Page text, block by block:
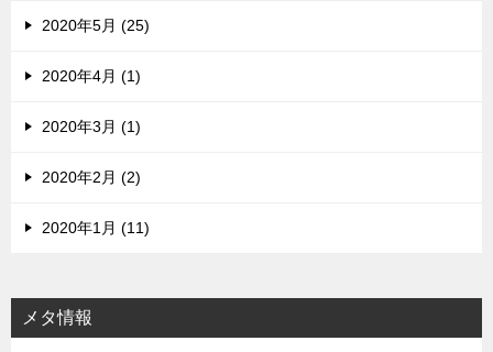
2020年5月 (25)
2020年4月 (1)
2020年3月 (1)
2020年2月 (2)
2020年1月 (11)
メタ情報